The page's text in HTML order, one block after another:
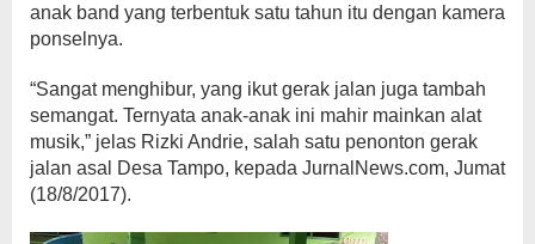
anak band yang terbentuk satu tahun itu dengan kamera
ponselnya.
“Sangat menghibur, yang ikut gerak jalan juga tambah
semangat. Ternyata anak-anak ini mahir mainkan alat
musik,” jelas Rizki Andrie, salah satu penonton gerak
jalan asal Desa Tampo, kepada JurnalNews.com, Jumat
(18/8/2017).